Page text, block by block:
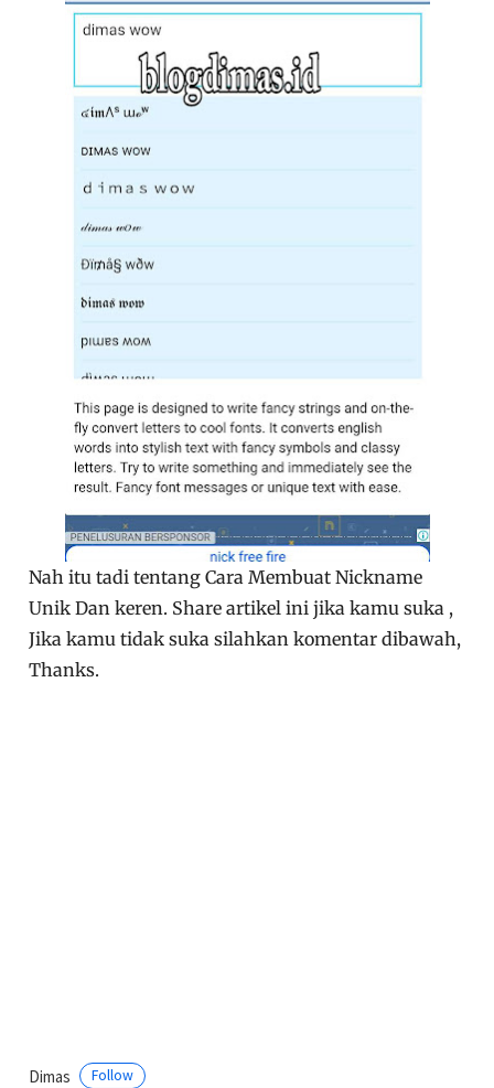
Nah itu tadi tentang Cara Membuat Nickname
Unik Dan keren. Share artikel ini jika kamu suka ,
Jika kamu tidak suka silahkan komentar dibawah,
Thanks.
Dimas Follow